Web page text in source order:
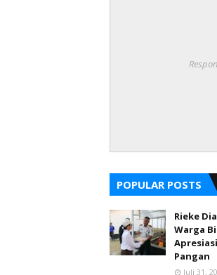
POPULAR POSTS
Rieke
Warga
Pangan
Juli 31,